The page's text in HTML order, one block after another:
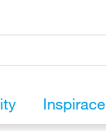
Inspirace